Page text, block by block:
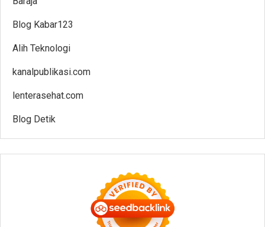
Blog Kabar123
Alih Teknologi
kanalpublikasi.com
lenterasehat.com
Blog Detik